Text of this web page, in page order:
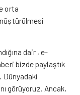
orta
dair , e-
bizde paylaştık
Dünyadaki
görüyoruz. Ancak,